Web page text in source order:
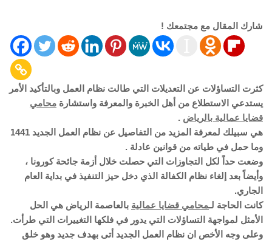
شارك المقال مع مجتمعك !
كثرت التساؤلات عن التعديلات التي طالت نظام العمل وبالتأكيد الأمر
يستدعي الاستطلاع من أهل الخبرة والمعرفة واستشارة محامي
قضايا عمالية بالرياض .
هي سبيلك لمعرفة المزيد من التفاصيل عن نظام العمل الجديد 1441
وما حمل في طياته من قوانين عادلة .
وضعت حداً لكل التجاوزات التي حصلت خلال أزمة جائحة كورونا ،
وأيضاً بعد إلغاء نظام الكفالة الذي دخل حيز التنفيذ في بداية العام
الجاري.
كانت الحاجة لـمحامي قضايا عمالية بالعاصمة الرياض هي الحل
الأمثل لمواجهة التساؤلات التي يدور في فلكها التغييرات التي طرأت.
وعلى وجه الأخص ان نظام العمل الجديد أتى بهدف جديد وهو خلق